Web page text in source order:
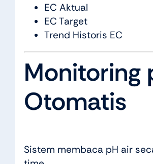
EC Aktual
EC Target
Trend Historis EC
Monitoring
Otomatis
Sistem membaca pH air